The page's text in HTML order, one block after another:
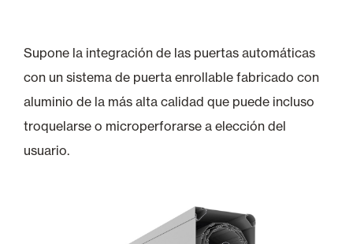
Supone la integración de las puertas automáticas
con un sistema de puerta enrollable fabricado con
aluminio de la más alta calidad que puede incluso
troquelarse o microperforarse a elección del
usuario.